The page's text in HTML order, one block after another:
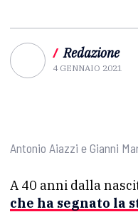
/ Redazione
4 GENNAIO 2021
Antonio Aiazzi e Gianni
A 40 anni dalla
che ha segnato la